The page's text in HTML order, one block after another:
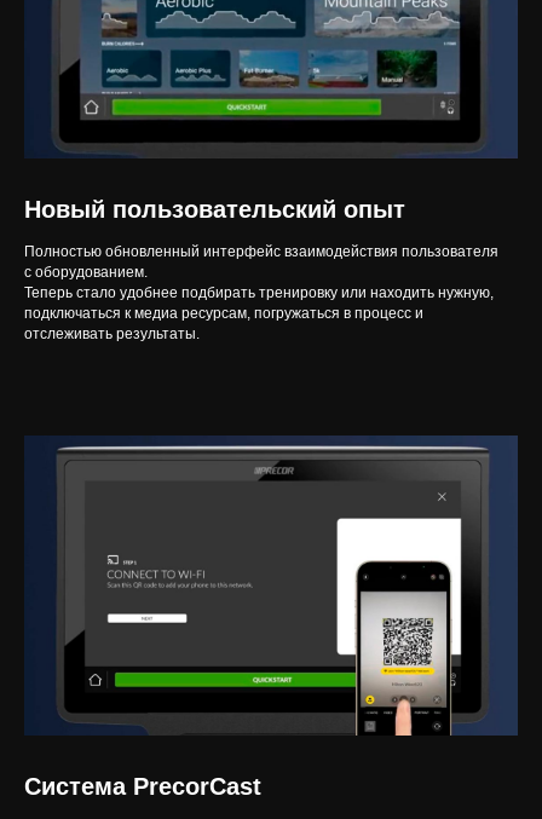
Новый пользовательский опыт
Полностью обновленный интерфейс взаимодействия пользователя
с оборудованием.
Теперь стало удобнее подбирать тренировку или находить нужную,
подключаться к медиа ресурсам, погружаться в процесс и
отслеживать результаты.
Система PrecorCast